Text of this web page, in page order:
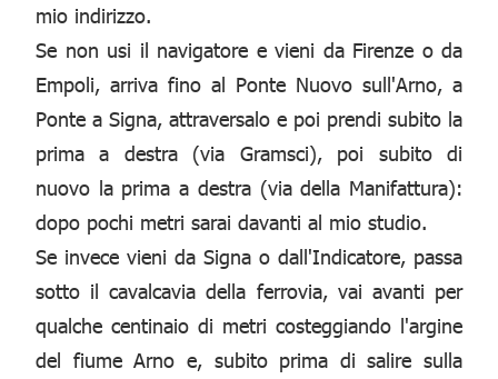
mio indirizzo.
Se non usi il navigatore e vieni da Firenze o da
Empoli, arriva fino al Ponte Nuovo sull'Arno, a
Ponte a Signa, attraversalo e poi prendi subito la
prima a destra (via Gramsci), poi subito di
nuovo la prima a destra (via della Manifattura):
dopo pochi metri sarai davanti al mio studio.
Se invece vieni da Signa o dall'Indicatore, passa
sotto il cavalcavia della ferrovia, vai avanti per
qualche centinaio di metri costeggiando l'argine
del fiume Arno e, subito prima di salire sulla